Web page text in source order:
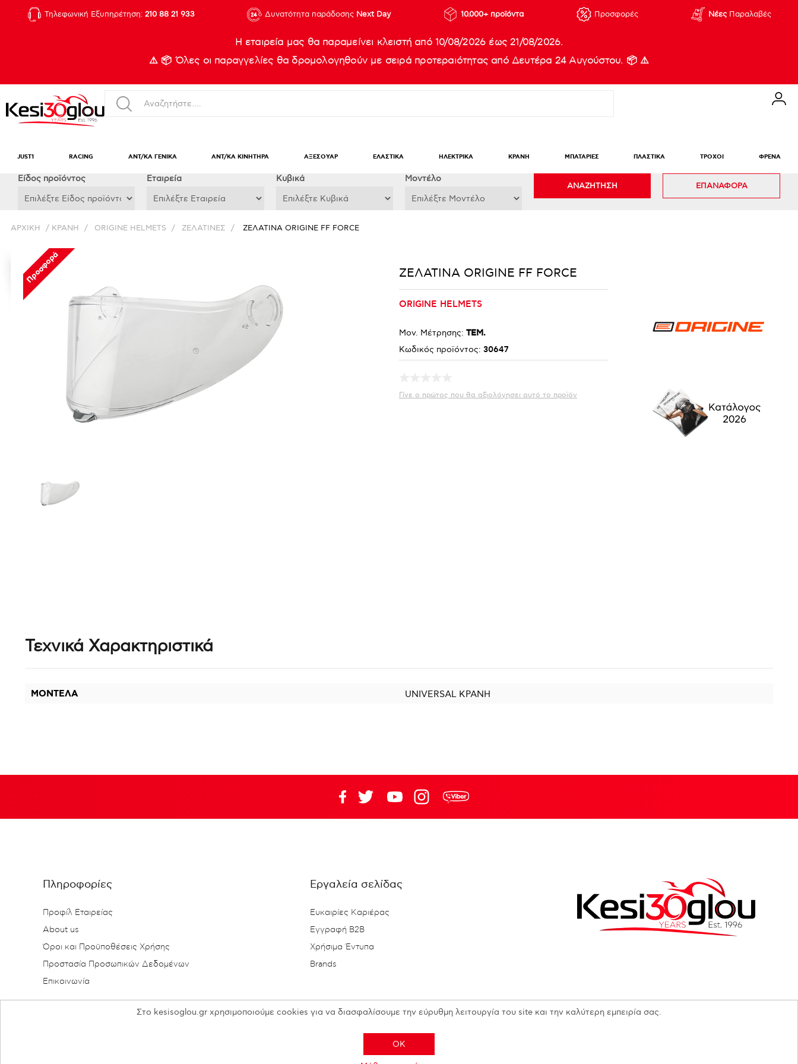
Τηλεφωνική Εξυπηρέτηση: 210 88 21 933 Δυνατότητα παράδοσης Next Day 10.000+ προϊόντα Προσφορές ΝέεςΠαραλαβές
Η εταιρεία μας θα παραμείνει κλειστή από 10/08/2026 έως 21/08/2026.
⚠️ 📦 Όλες οι παραγγελίες θα δρομολογηθούν με σειρά προτεραιότητας από Δευτέρα 24 Αυγούστου. 📦 ⚠️
JUST1 RACING ΑΝΤ/ΚΑ ΓΕΝΙΚΑ ΑΝΤ/ΚΑ ΚΙΝΗΤΗΡΑ ΑΞΕΣΟΥΑΡ ΕΛΑΣΤΙΚΑ ΗΛΕΚΤΡΙΚΑ ΚΡΑΝΗ ΜΠΑΤΑΡΙΕΣ ΠΛΑΣΤΙΚΑ ΤΡΟΧΟΙ ΦΡΕΝΑ
Eίδος προϊόντος Εταιρεία Κυβικά Μοντέλο
ΑΝΑΖΗΤΗΣΗ ΕΠΑΝΑΦΟΡΑ
ΑΡΧΙΚΉ / ΚΡΑΝΗ / ORIGINE HELMETS / ΖΕΛΑΤΙΝΕΣ / ΖΕΛΑΤΙΝΑ ORIGINE FF FORCE
Προσφορά ΖΕΛΑΤΙΝΑ ORIGINE FF FORCE
ORIGINE HELMETS
Μον. Μέτρησης: ΤΕΜ.
Κωδικός προϊόντος: 30647
Γίνε ο πρώτος που θα αξιολόγησει αυτό το προϊόν
Τεχνικά Χαρακτηριστικά
ΜΟΝΤΕΛΑ UNIVERSAL ΚΡΑΝΗ
Πληροφορίες
Προφίλ Εταιρείας
About us
Όροι και Προϋποθέσεις Χρήσης
Προστασία Προσωπικών Δεδομένων
Επικοινωνία
Εργαλεία σελίδας
Ευκαιρίες Καριέρας
Εγγραφή B2B
Χρήσιμα Έντυπα
Brands
Copyright © 2026 N. KESISOGLOU S.A. - All rights reserved
Στο kesisoglou.gr χρησιμοποιούμε cookies για να διασφαλίσουμε την εύρυθμη λειτουργία του site και την καλύτερη εμπειρία σας.
OK